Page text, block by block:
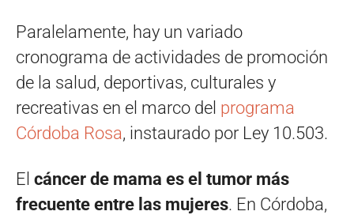
Paralelamente, hay un variado
cronograma de actividades de promoción
de la salud, deportivas, culturales y
recreativas en el marco del programa
Córdoba Rosa, instaurado por Ley 10.503.
El cáncer de mama es el tumor más
frecuente entre las mujeres. En Córdoba,